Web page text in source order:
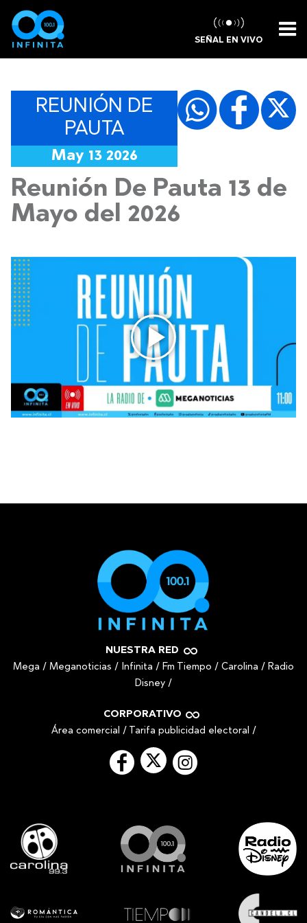
SEÑAL EN VIVO
REUNIÓN DE
PAUTA
May 13 2026
Reunión De Pauta 13 de
Mayo del 2026
NUESTRA RED
Mega / Meganoticias / Infinita / Fm Tiempo / Carolina / Radio
Disney /
CORPORATIVO
Área comercial / Tarifa publicidad electoral /